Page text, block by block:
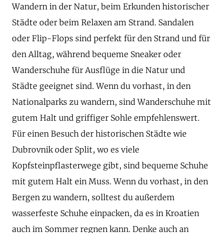
Wandern in der Natur, beim Erkunden historischer
Städte oder beim Relaxen am Strand. Sandalen
oder Flip-Flops sind perfekt für den Strand und für
den Alltag, während bequeme Sneaker oder
Wanderschuhe für Ausflüge in die Natur und
Städte geeignet sind. Wenn du vorhast, in den
Nationalparks zu wandern, sind Wanderschuhe mit
gutem Halt und griffiger Sohle empfehlenswert.
Für einen Besuch der historischen Städte wie
Dubrovnik oder Split, wo es viele
Kopfsteinpflasterwege gibt, sind bequeme Schuhe
mit gutem Halt ein Muss. Wenn du vorhast, in den
Bergen zu wandern, solltest du außerdem
wasserfeste Schuhe einpacken, da es in Kroatien
auch im Sommer regnen kann. Denke auch an